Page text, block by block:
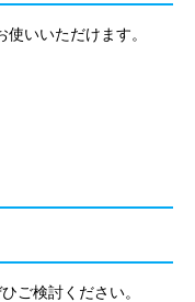
いいただけます。
ご検討ください。